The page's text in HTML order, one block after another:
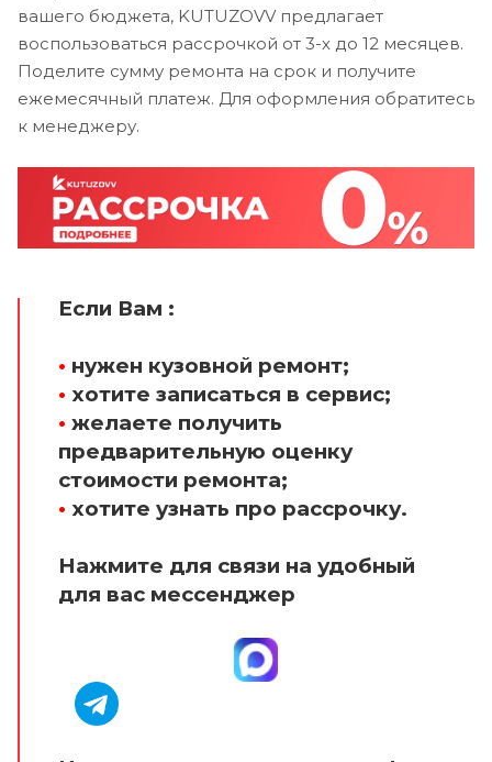
вашего бюджета, KUTUZOVV предлагает
воспользоваться рассрочкой от 3-х до 12 месяцев.
Поделите сумму ремонта на срок и получите
ежемесячный платеж. Для оформления обратитесь
к менеджеру.
Если Вам :
• нужен кузовной ремонт;
• хотите записаться в сервис;
• желаете получить
предварительную оценку
стоимости ремонта;
• хотите узнать про рассрочку.
Нажмите для связи на удобный
для вас мессенджер